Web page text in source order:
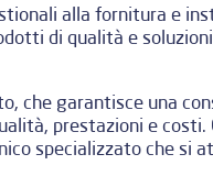
alla fornitura e
di qualità e
che garantisce una
prestazioni e
specializzato che si